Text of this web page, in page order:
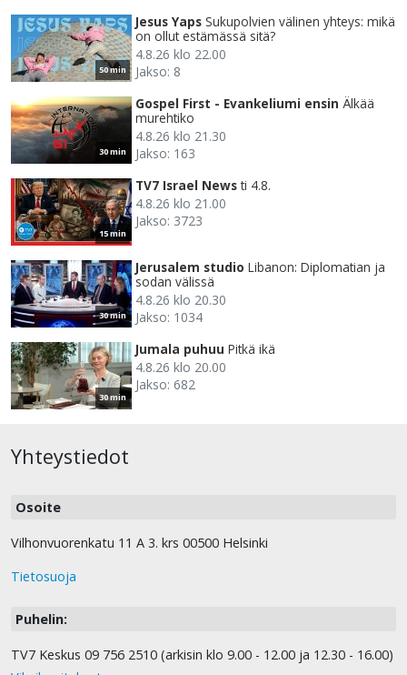
50 min
Jesus Yaps Sukupolvien välinen yhteys: mikä
on ollut estämässä sitä?
4.8.26 klo 22.00
Jakso: 8
30 min
Gospel First - Evankeliumi ensin Älkää
murehtiko
4.8.26 klo 21.30
Jakso: 163
15 min
TV7 Israel News ti 4.8.
4.8.26 klo 21.00
Jakso: 3723
30 min
Jerusalem studio Libanon: Diplomatian ja
sodan välissä
4.8.26 klo 20.30
Jakso: 1034
30 min
Jumala puhuu Pitkä ikä
4.8.26 klo 20.00
Jakso: 682
Yhteystiedot
Osoite
Vilhonvuorenkatu 11 A 3. krs 00500 Helsinki
Tietosuoja
Puhelin:
TV7 Keskus 09 756 2510 (arkisin klo 9.00 - 12.00 ja 12.30 - 16.00)